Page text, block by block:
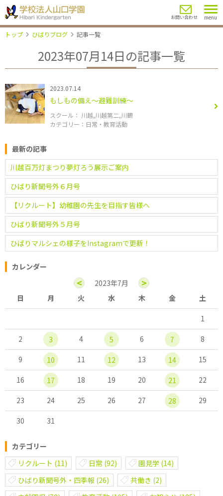
menu
お問い合わせ
トップ ひばりブログ 記事一覧
2023年07月14日の記事一覧
2023.07.14
もしもの備え〜避難訓練〜
川越 川越第二 川鶴
日常
教育活動
最新の記事
川越百万灯まつり夢灯ろう展示ご案内
ひばり新聞号外６月号
【リクルート】幼稚園の先生を目指す皆様へ
ひばり新聞号外５月号
ひばりマルシェの様子をInstagramで更新！
カレンダー
< 2023年7月 >
日 月 火 水 木 金 土
1
2 3 4 5 6 7 8
9 10 11 12 13 14 15
16 17 18 19 20 21 22
23 24 25 26 27 28 29
30 31
カテゴリー
リクルート (11) 日常 (92) 園見学 (14)
ひばり新聞号外・四季報 (26) 共働き (2)